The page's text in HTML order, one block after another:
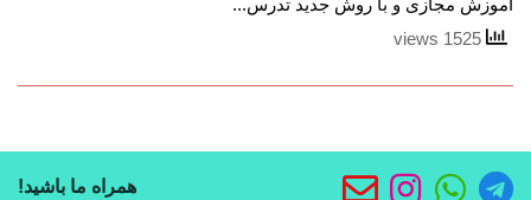
آموزش مجازی و با روش جدید تدرس...
همراه ما باشید!